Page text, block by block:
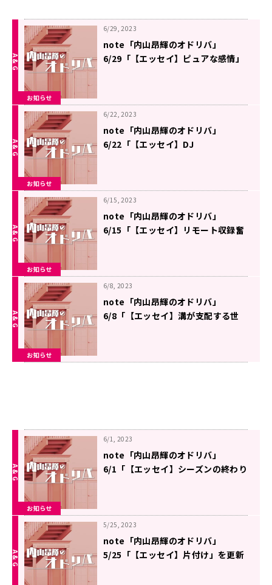
お知らせ
6/29, 2023
note「内山昂輝のオドリバ」
6/29「【エッセイ】ピュアな感情」
お知らせ
6/22, 2023
note「内山昂輝のオドリバ」
6/22「【エッセイ】DJ
お知らせ
6/15, 2023
note「内山昂輝のオドリバ」
6/15「【エッセイ】リモート収録奮
お知らせ
6/8, 2023
note「内山昂輝のオドリバ」
6/8「【エッセイ】溝が支配する世
お知らせ
6/1, 2023
note「内山昂輝のオドリバ」
6/1「【エッセイ】シーズンの終わり
5/25, 2023
note「内山昂輝のオドリバ」
5/25「【エッセイ】片付け」を更新